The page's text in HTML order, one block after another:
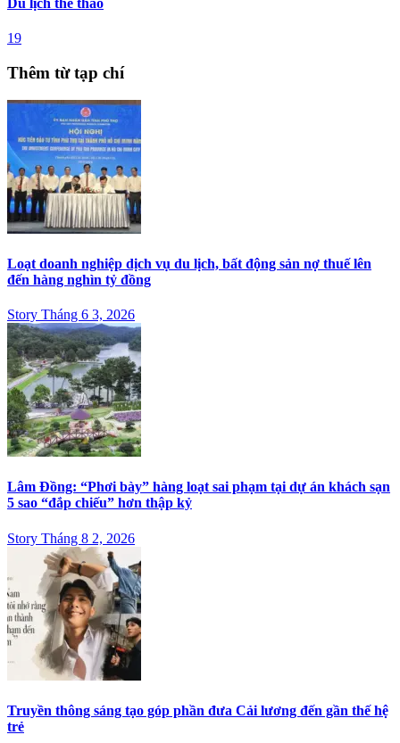
19
Thêm từ tạp chí
Loạt doanh nghiệp dịch vụ du lịch, bất động sản nợ thuế lên
đến hàng nghìn tỷ đồng
Story Tháng 6 3, 2026
Lâm Đồng: “Phơi bày” hàng loạt sai phạm tại dự án khách sạn
5 sao “đắp chiếu” hơn thập kỷ
Story Tháng 8 2, 2026
Truyền thông sáng tạo góp phần đưa Cải lương đến gần thế hệ
trẻ